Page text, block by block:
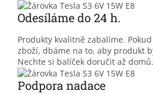
Odesíláme do 24 h.
Produkty kvalitně zabalíme.
zboží, dbáme na to, aby produkt
Nechte si balíček doručit až domů.
Podpora nadace